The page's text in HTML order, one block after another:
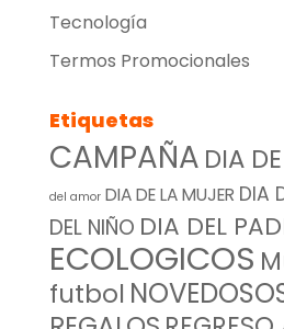
Tecnología
Termos Promocionales
Etiquetas
CAMPAÑA DIA
del amor DIA DE LA MUJER DIA
DEL NIÑO DIA DEL
ECOLOGICOS
futbol